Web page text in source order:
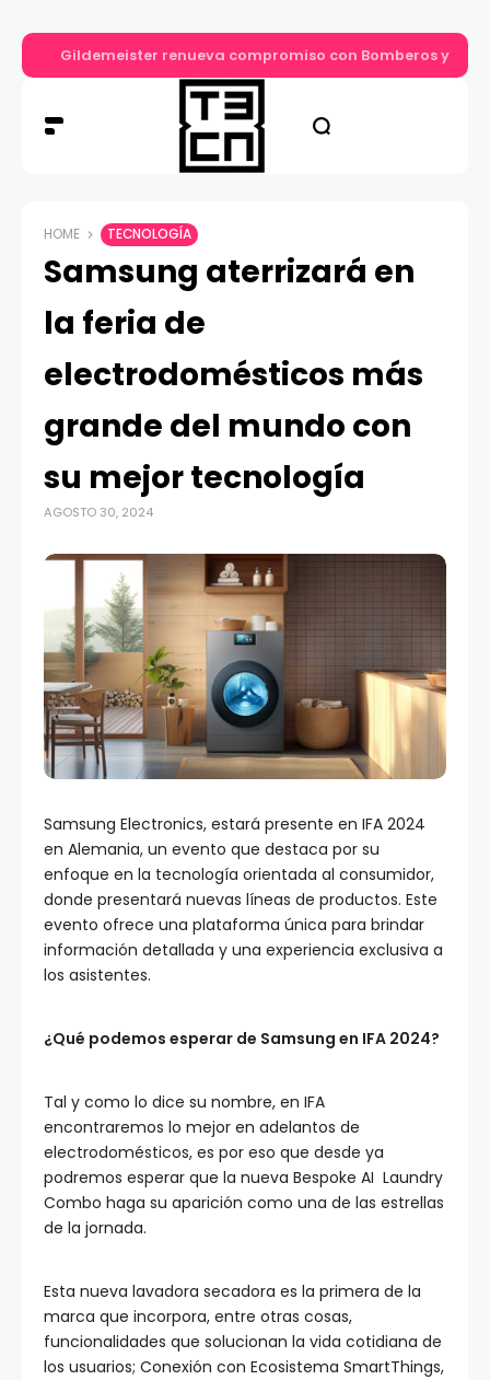
Gildemeister renueva compromiso con Bomberos y
HOME TECNOLOGÍA
Samsung aterrizará en
la feria de
electrodomésticos más
grande del mundo con
su mejor tecnología
AGOSTO 30, 2024
Samsung Electronics, estará presente en IFA 2024
en Alemania, un evento que destaca por su
enfoque en la tecnología orientada al consumidor,
donde presentará nuevas líneas de productos. Este
evento ofrece una plataforma única para brindar
información detallada y una experiencia exclusiva a
los asistentes.
¿Qué podemos esperar de Samsung en IFA 2024?
Tal y como lo dice su nombre, en IFA
encontraremos lo mejor en adelantos de
electrodomésticos, es por eso que desde ya
podremos esperar que la nueva Bespoke AI Laundry
Combo haga su aparición como una de las estrellas
de la jornada.
Esta nueva lavadora secadora es la primera de la
marca que incorpora, entre otras cosas,
funcionalidades que solucionan la vida cotidiana de
los usuarios; Conexión con Ecosistema SmartThings,